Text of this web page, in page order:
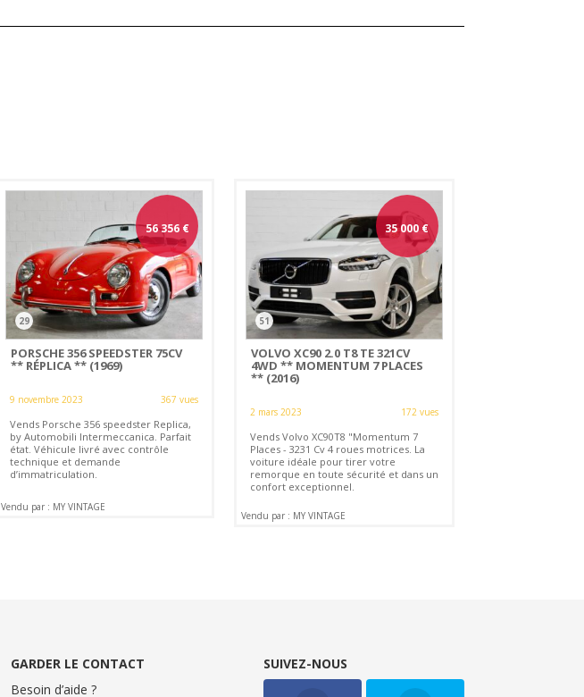
56 356€
29
PORSCHE 356 SPEEDSTER 75CV
** RÉPLICA ** (1969)
9 novembre 2023 367 vues
Vends Porsche 356 speedster Replica,
by Automobili Intermeccanica. Parfait
état. Véhicule livré avec contrôle
technique et demande
d’immatriculation.
Vendu par : MY VINTAGE
35 000 €
51
VOLVO XC90 2.0 T8 TE 321CV
4WD ** MOMENTUM 7 PLACES
** (2016)
2 mars 2023 172 vues
Vends Volvo XC90T8 "Momentum 7
Places - 3231 Cv 4 roues motrices. La
voiture idéale pour tirer votre
remorque en toute sécurité et dans un
confort exceptionnel.
Vendu par : MY VINTAGE
GARDER LE CONTACT
Besoin d’aide ?
SUIVEZ-NOUS